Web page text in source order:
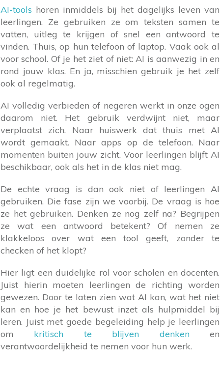
AI-tools horen inmiddels bij het dagelijks leven van
leerlingen. Ze gebruiken ze om teksten samen te
vatten, uitleg te krijgen of snel een antwoord te
vinden. Thuis, op hun telefoon of laptop. Vaak ook al
voor school. Of je het ziet of niet: AI is aanwezig in en
rond jouw klas. En ja, misschien gebruik je het zelf
ook al regelmatig.
AI volledig verbieden of negeren werkt in onze ogen
daarom niet. Het gebruik verdwijnt niet, maar
verplaatst zich. Naar huiswerk dat thuis met AI
wordt gemaakt. Naar apps op de telefoon. Naar
momenten buiten jouw zicht. Voor leerlingen blijft AI
beschikbaar, ook als het in de klas niet mag.
De echte vraag is dan ook niet of leerlingen AI
gebruiken. Die fase zijn we voorbij. De vraag is hoe
ze het gebruiken. Denken ze nog zelf na? Begrijpen
ze wat een antwoord betekent? Of nemen ze
klakkeloos over wat een tool geeft, zonder te
checken of het klopt?
Hier ligt een duidelijke rol voor scholen en docenten.
Juist hierin moeten leerlingen de richting worden
gewezen. Door te laten zien wat AI kan, wat het niet
kan en hoe je het bewust inzet als hulpmiddel bij
leren. Juist met goede begeleiding help je leerlingen
om kritisch te blijven denkenen
verantwoordelijkheid te nemen voor hun werk.